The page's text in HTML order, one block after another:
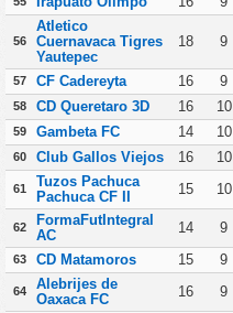
56
Atletico
Cuernavaca Tigres
Yautepec
18 9
57 CF Cadereyta 16 9
58 CD Queretaro 3D 16 10
59 Gambeta FC 14 10
60 Club Gallos Viejos 16 10
61
Tuzos Pachuca
Pachuca CF II
15 10
62
FormaFutIntegral
AC
14 9
63 CD Matamoros 15 9
64
Alebrijes de
Oaxaca FC
16 9